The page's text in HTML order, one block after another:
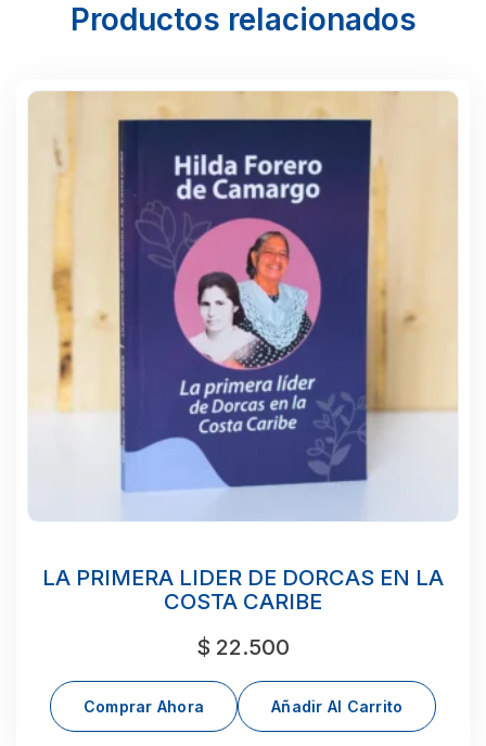
Productos relacionados
LA PRIMERA LIDER DE DORCAS EN LA
COSTA CARIBE
$ 22.500
Comprar Ahora Añadir Al Carrito